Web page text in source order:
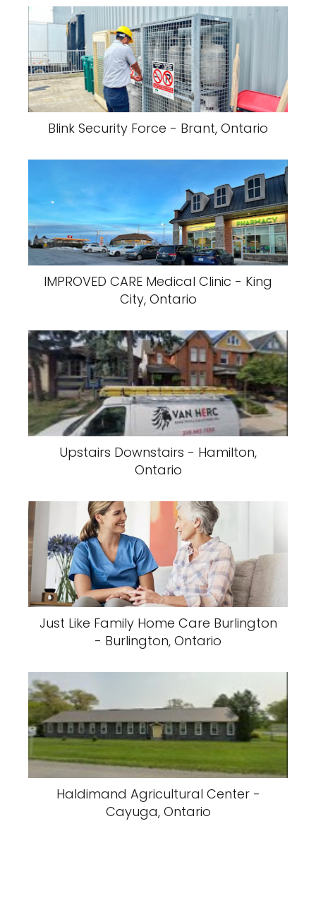
Blink Security Force - Brant, Ontario
IMPROVED CARE Medical Clinic - King
City, Ontario
Upstairs Downstairs - Hamilton,
Ontario
Just Like Family Home Care Burlington
- Burlington, Ontario
Haldimand Agricultural Center -
Cayuga, Ontario